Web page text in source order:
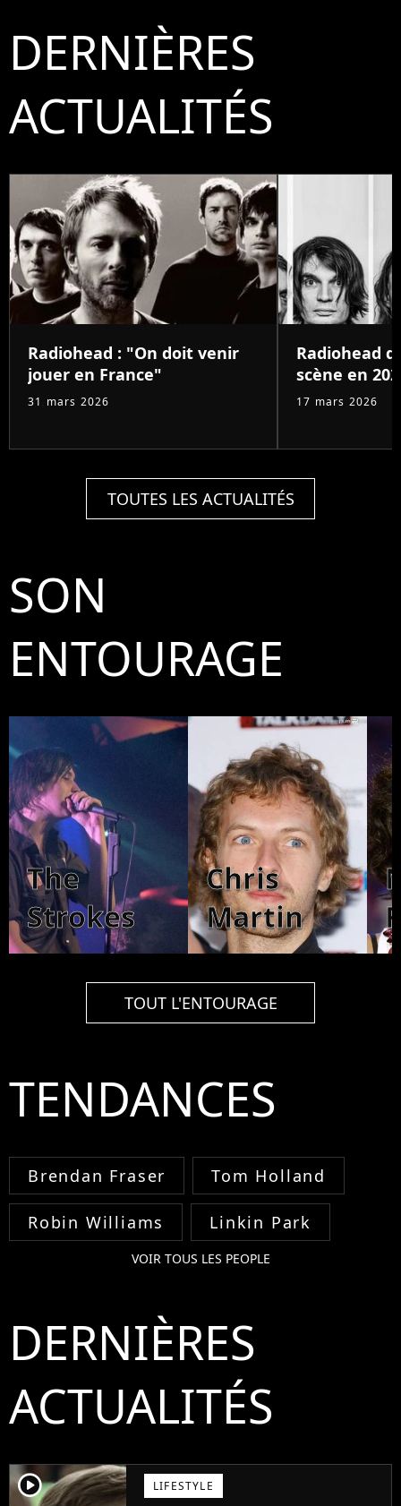
DERNIÈRES
ACTUALITÉS
Radiohead : "On doit venir
jouer en France"
31 mars 2026
Radiohead
scène en
17 mars 2026
TOUTES LES ACTUALITÉS
SON
ENTOURAGE
The
Strokes
Chris
Martin
TOUT L'ENTOURAGE
TENDANCES
Brendan Fraser Tom Holland
Robin Williams Linkin Park
VOIR TOUS LES PEOPLE
DERNIÈRES
ACTUALITÉS
player2 LIFESTYLE